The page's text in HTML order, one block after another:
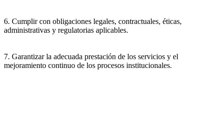
6. Cumplir con obligaciones legales, contractuales, éticas,
administrativas y regulatorias aplicables.
7. Garantizar la adecuada prestación de los servicios y el
mejoramiento continuo de los procesos institucionales.